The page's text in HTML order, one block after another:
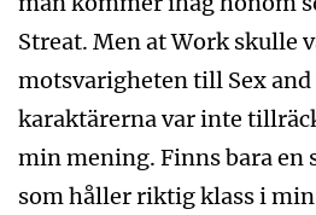
Streat. Men at Work skulle
motsvarigheten till Sex
karaktärerna var inte
min mening. Finns bara en
som håller riktig klass i